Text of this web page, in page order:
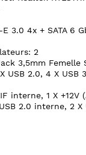
3.0 4x + SATA 6
2
3,5mm Femelle
USB 2.0, 4 X USB
interne, 1 X +12V
2.0 interne, 2